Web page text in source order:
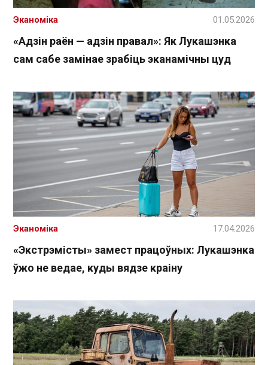
«Адзін раён — адзін правал»: Як Лукашэнка
сам сабе замінае зрабіць эканамічны цуд
Эканоміка 01.05.2026
«Экстрэмісты» замест працоўных: Лукашэнка
ўжо не ведае, куды вядзе краіну
Эканоміка 17.04.2026